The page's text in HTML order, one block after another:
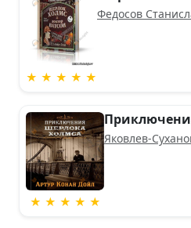
★ ★ ★ ★ ★
Федосов
★ ★ ★ ★ ★
Яковлев-